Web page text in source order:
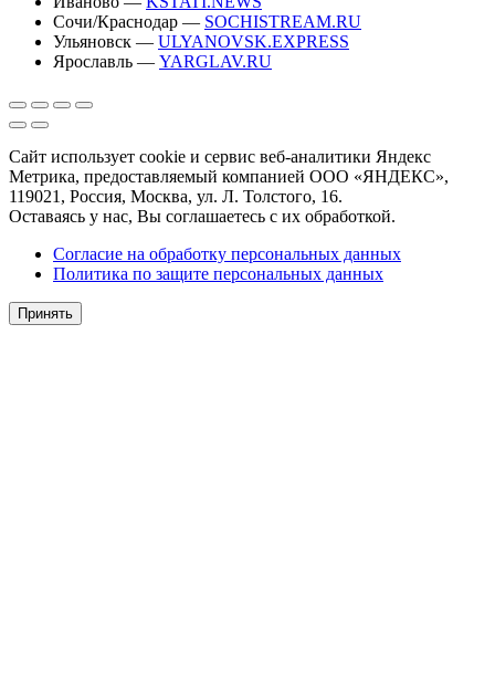
Сочи/Краснодар — SOCHISTREAM.RU
Ульяновск — ULYANOVSK.EXPRESS
Ярославль — YARGLAV.RU
Сайт использует cookie и сервис веб-аналитики Яндекс
Метрика, предоставляемый компанией ООО «ЯНДЕКС»,
119021, Россия, Москва, ул. Л. Толстого, 16.
Оставаясь у нас, Вы соглашаетесь с их обработкой.
Согласие на обработку персональных данных
Политика по защите персональных данных
Принять